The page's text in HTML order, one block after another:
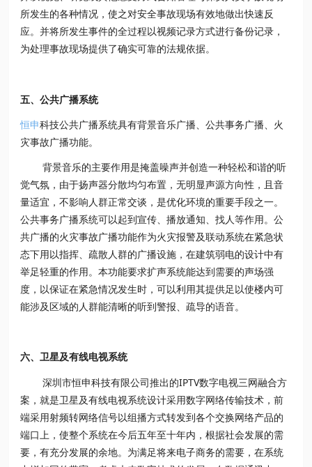
所发生的各种情况，使之对安全事故现场有效地做出快速反
应。并将所发生事件的全过程以视频记录方式进行备份记录，
为处理事故现场提供了确实可靠的法规依据。
五、公共广播系统
恒申科技公共广播系统具有背景音乐广播、公共事务广播、火
灾事故广播功能。
背景音乐的主要作用是掩盖噪声并创造一种轻松和谐的听
觉气氛，由于扬声器分散均匀布置，无明显声源方向性，且音
量适宜，不影响人群正常交谈，是优化环境的重要手段之一。
公共事务广播系统可以起到宣传、播放通知、找人等作用。公
共广播的火灾事故广播功能作为火灾报警及联动系统在紧急状
态下用以指挥、疏散人群的广播设施，在建筑弱电的设计中有
举足轻重的作用。本功能要求扩声系统能达到需要的声场强
度，以保证在紧急情况发生时，可以利用其提供足以使楼内可
能涉及区域的人群能清晰的听到警报、疏导的语音。
六、卫星及有线电视系统
深圳市恒申科技有限公司推出的IPTV数字电视三网融合方
案，就是卫星及有线电视系统设计采用数字网络传输技术，前
端采用射频转网络信号以组播方式转发到各个交换网络产品的
端口上，使整个系统在今后五年至十年内，根据社会发展的需
要，有充分发展的余地。为满足将来电子商务的需要，在系统